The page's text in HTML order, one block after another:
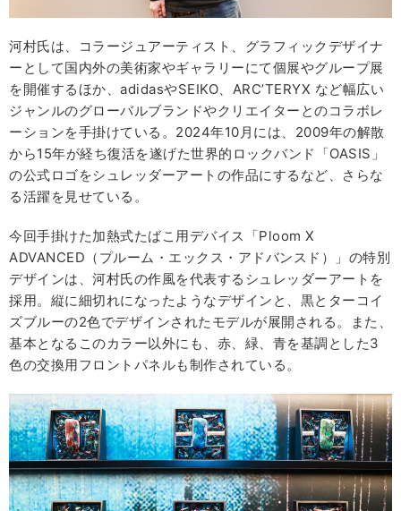
河村氏は、コラージュアーティスト、グラフィックデザイナ
ーとして国内外の美術家やギャラリーにて個展やグループ展
を開催するほか、adidasやSEIKO、ARC’TERYX など幅広い
ジャンルのグローバルブランドやクリエイターとのコラボレ
ーションを手掛けている。2024年10月には、2009年の解散
から15年が経ち復活を遂げた世界的ロックバンド「OASIS」
の公式ロゴをシュレッダーアートの作品にするなど、さらな
る活躍を見せている。
今回手掛けた加熱式たばこ用デバイス「Ploom X
ADVANCED（プルーム・エックス・アドバンスド）」の特別
デザインは、河村氏の作風を代表するシュレッダーアートを
採用。縦に細切れになったようなデザインと、黒とターコイ
ズブルーの2色でデザインされたモデルが展開される。また、
基本となるこのカラー以外にも、赤、緑、青を基調とした3
色の交換用フロントパネルも制作されている。